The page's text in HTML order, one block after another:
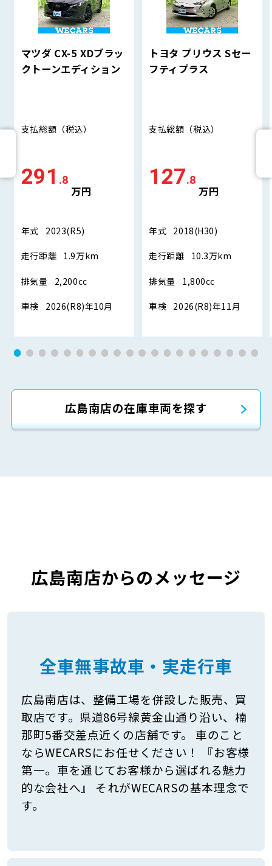
マツダ CX-5 XDブラッ
クトーンエディション
支払総額 （税込）
291 .8
万円
年式 2023(R5)
走行距離 1.9万km
排気量 2,200cc
車検 2026(R8)年10月
トヨタ プリウス Sセー
フティプラス
支払総額 （税込）
127.8
万円
年式 2018(H30)
走行距離 10.3万km
排気量 1,800cc
車検 2026(R8)年11月
広島南店の在庫車両を探す
広島南店からのメッセージ
全車無事故車・実走行車
広島南店は、整備工場を併設した販売、買
取店です。県道86号線黄金山通り沿い、楠
那町5番交差点近くの店舗です。 車のこと
ならWECARSにお任せください！ 『お客様
第一。車を通じてお客様から選ばれる魅力
的な会社へ』 それがWECARSの基本理念で
す。